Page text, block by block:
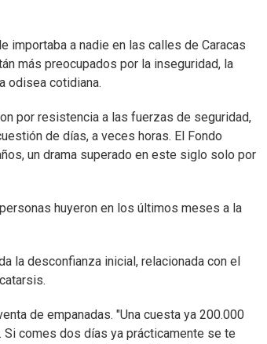
importaba a nadie en las calles de Caracas
más preocupados por la inseguridad, la
odisea cotidiana.
por resistencia a las fuerzas de seguridad,
de días, a veces horas. El Fondo
un drama superado en este siglo solo por
huyeron en los últimos meses a la
la desconfianza inicial, relacionada con el
de empanadas. "Una cuesta ya 200.000
Si comes dos días ya prácticamente se te